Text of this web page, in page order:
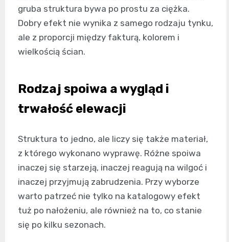
gruba struktura bywa po prostu za ciężka.
Dobry efekt nie wynika z samego rodzaju tynku,
ale z proporcji między fakturą, kolorem i
wielkością ścian.
Rodzaj spoiwa a wygląd i
trwałość elewacji
Struktura to jedno, ale liczy się także materiał,
z którego wykonano wyprawę. Różne spoiwa
inaczej się starzeją, inaczej reagują na wilgoć i
inaczej przyjmują zabrudzenia. Przy wyborze
warto patrzeć nie tylko na katalogowy efekt
tuż po nałożeniu, ale również na to, co stanie
się po kilku sezonach.